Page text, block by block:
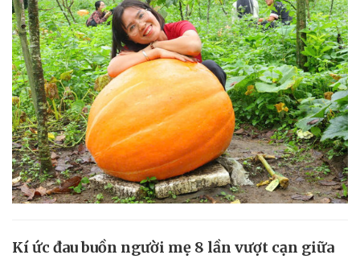
Kí ức đau buồn người mẹ 8 lần vượt cạn giữa